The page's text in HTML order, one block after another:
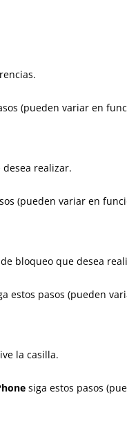
(pueden variar en
realizar.
(pueden variar en
bloqueo que desea
estos pasos (pueden
la casilla.
siga estos pasos